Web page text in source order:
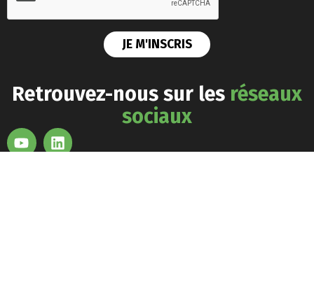
Retrouvez-nous sur les réseaux
sociaux